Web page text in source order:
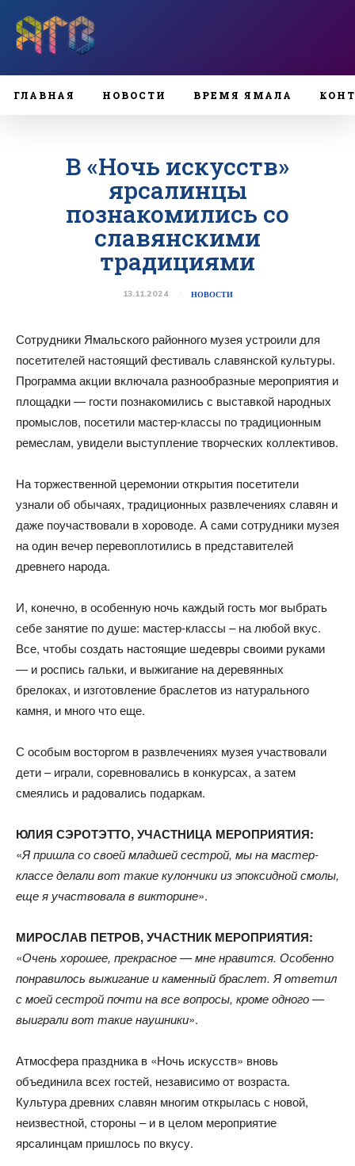
ГЛАВНАЯ НОВОСТИ ВРЕМЯ ЯМАЛА
В «Ночь искусств»
ярсалинцы
познакомились со
славянскими
традициями
13.11.2024 НОВОСТИ
Сотрудники Ямальского районного музея устроили для
посетителей настоящий фестиваль славянской культуры.
Программа акции включала разнообразные мероприятия и
площадки — гости познакомились с выставкой народных
промыслов, посетили мастер-классы по традиционным
ремеслам, увидели выступление творческих коллективов.
На торжественной церемонии открытия посетители
узнали об обычаях, традиционных развлечениях славян и
даже поучаствовали в хороводе. А сами сотрудники музея
на один вечер перевоплотились в представителей
древнего народа.
И, конечно, в особенную ночь каждый гость мог выбрать
себе занятие по душе: мастер-классы – на любой вкус.
Все, чтобы создать настоящие шедевры своими руками
— и роспись гальки, и выжигание на деревянных
брелоках, и изготовление браслетов из натурального
камня, и много что еще.
С особым восторгом в развлечениях музея участвовали
дети – играли, соревновались в конкурсах, а затем
смеялись и радовались подаркам.
ЮЛИЯ СЭРОТЭТТО, УЧАСТНИЦА МЕРОПРИЯТИЯ:
«Я пришла со своей младшей сестрой, мы на мастер-
классе делали вот такие кулончики из эпоксидной смолы,
еще я участвовала в викторине».
МИРОСЛАВ ПЕТРОВ, УЧАСТНИК МЕРОПРИЯТИЯ:
«Очень хорошее, прекрасное — мне нравится. Особенно
понравилось выжигание и каменный браслет. Я ответил
с моей сестрой почти на все вопросы, кроме одного —
выиграли вот такие наушники».
Атмосфера праздника в «Ночь искусств» вновь
объединила всех гостей, независимо от возраста.
Культура древних славян многим открылась с новой,
неизвестной, стороны – и в целом мероприятие
ярсалинцам пришлось по вкусу.